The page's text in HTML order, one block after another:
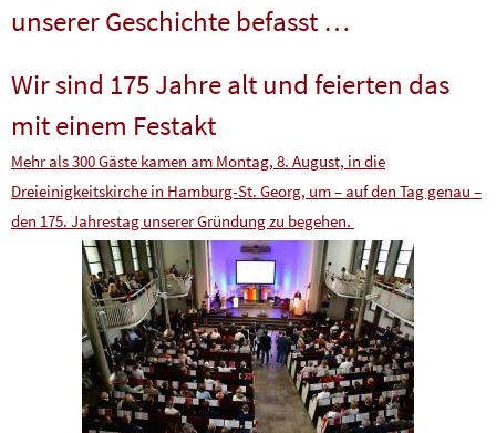
unserer Geschichte befasst …
Wir sind 175 Jahre alt und feierten das
mit einem Festakt
Mehr als 300 Gäste kamen am Montag, 8. August, in die
Dreieinigkeitskirche in Hamburg-St. Georg, um – auf den Tag genau –
den 175. Jahrestag unserer Gründung zu begehen.